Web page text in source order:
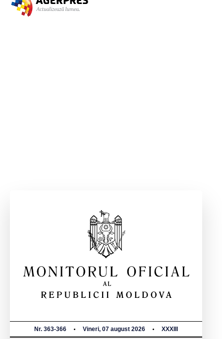
Nr. 363-366 Vineri, 07 august 2026 XXXIII